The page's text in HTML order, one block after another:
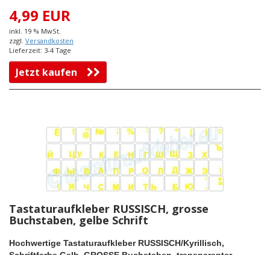
4,99 EUR
inkl. 19 % MwSt.
zzgl. Versandkosten
Lieferzeit: 3-4 Tage
Jetzt kaufen
Tastaturaufkleber RUSSISCH, grosse
Buchstaben, gelbe Schrift
Hochwertige Tastaturaufkleber RUSSISCH/Kyrillisch,